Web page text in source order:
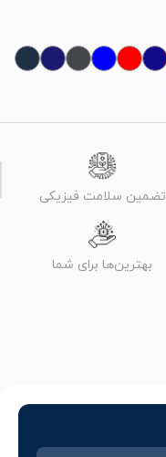
تضمین سلامت فیزیکی
بهترین‌ها برای شما